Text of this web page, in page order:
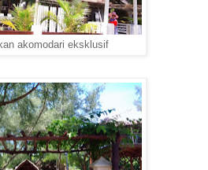
akomodari eksklusif